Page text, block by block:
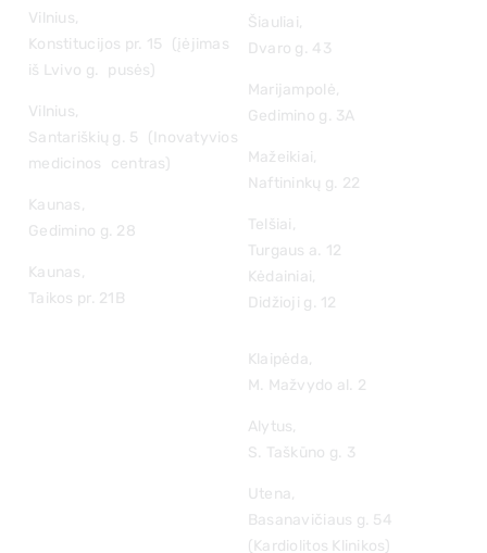
Vilnius,
Konstitucijos pr. 15 (įėjimas
iš Lvivo g. pusės)
Vilnius,
Santariškių g. 5 (Inovatyvios
medicinos centras)
Kaunas,
Gedimino g. 28
Kaunas,
Taikos pr. 21B
Šiauliai,
Dvaro g. 43
Marijampolė,
Gedimino g. 3A
Mažeikiai,
Naftininkų g. 22
Telšiai,
Turgaus a. 12
Kėdainiai,
Didžioji g. 12
Klaipėda,
M. Mažvydo al. 2
Alytus,
S. Taškūno g. 3
Utena,
Basanavičiaus g. 54
(Kardiolitos Klinikos)